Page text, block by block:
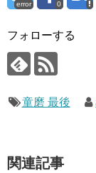
error 0
フォローする
童磨 最後
関連記事